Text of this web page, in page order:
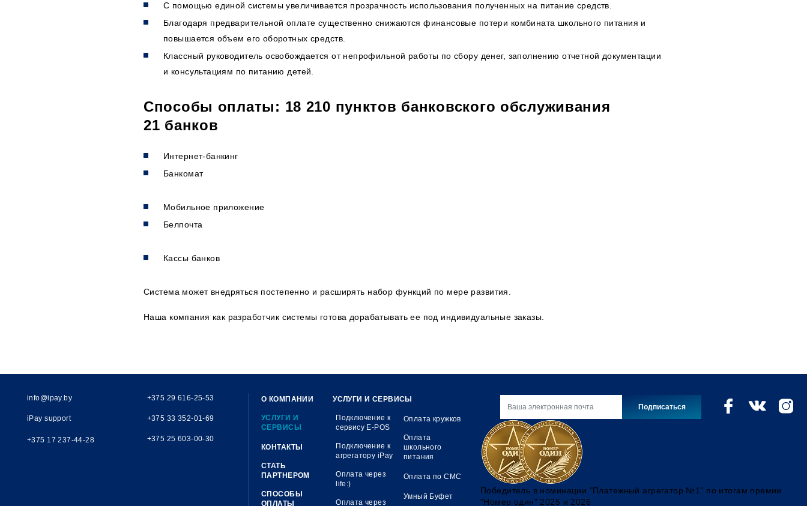
С помощью единой системы увеличивается прозрачность использования полученных на питание средств.
Благодаря предварительной оплате существенно снижаются финансовые потери комбината школьного питания и
повышается объем его оборотных средств.
Классный руководитель освобождается от непрофильной работы по сбору денег, заполнению отчетной документации
и консультациям по питанию детей.
Способы оплаты: 18 210 пунктов банковского обслуживания
21 банков
Интернет-банкинг
Банкомат
Мобильное приложение
Белпочта
Кассы банков
Система может внедряться постепенно и расширять набор функций по мере развития.
Наша компания как разработчик системы готова дорабатывать ее под индивидуальные заказы.
info@ipay.by
iPay support
+375 17 237-44-28
+375 29 616-25-53
+375 33 352-01-69
+375 25 603-00-30
О КОМПАНИИ
УСЛУГИ И
СЕРВИСЫ
КОНТАКТЫ
СТАТЬ
ПАРТНЕРОМ
СПОСОБЫ
ОПЛАТЫ
УСЛУГИ И СЕРВИСЫ
Подключение к
сервису E-POS
Подключение к
агрегатору iPay
Оплата через
life:)
Оплата через
Оплата кружков
Оплата
школьного
питания
Оплата по СМС
Умный Буфет
Подписаться
Победитель в номинации "Платежный агрегатор №1" по итогам премии
"Номер один" 2025 и 2026